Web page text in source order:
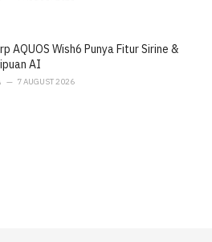
AQUOS Wish6 Punya Fitur Sirine &
AI
7 AUGUST 2026